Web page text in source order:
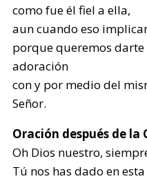
como fue él fiel a ella,
aun cuando eso
porque queremos
adoración
con y por medio del
Señor.
Oración después de la
Oh Dios nuestro,
Tú nos has dado en